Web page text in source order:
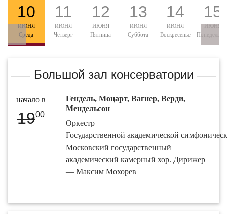
10
ИЮНЯ
Среда
11
ИЮНЯ
Четверг
12
ИЮНЯ
Пятница
13
ИЮНЯ
Суббота
14
ИЮНЯ
Воскресенье
15
ИЮНЯ
Большой зал консерватории
начало в
1900
Гендель, Моцарт, Вагнер, Верди,
Мендельсон
Оркестр
Государственной академической
Московский государственный
академический камерный хор. Дирижер
— Максим Мохорев